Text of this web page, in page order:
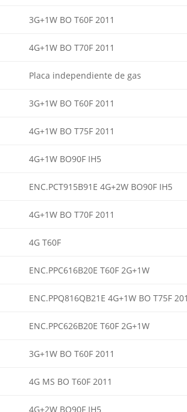
3G+1W BO T60F 2011
4G+1W BO T70F 2011
Placa independiente de gas
3G+1W BO T60F 2011
4G+1W BO T75F 2011
4G+1W BO90F IH5
ENC.PCT915B91E 4G+2W BO90F IH5
4G+1W BO T70F 2011
4G T60F
ENC.PPC616B20E T60F 2G+1W
ENC.PPQ816QB21E 4G+1W BO T75F
ENC.PPC626B20E T60F 2G+1W
3G+1W BO T60F 2011
4G MS BO T60F 2011
4G+2W BO90F IH5